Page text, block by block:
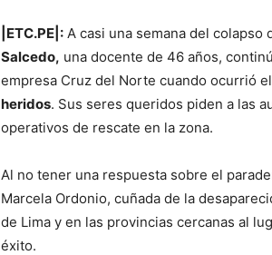
|ETC.PE|: A casi una semana del colapso
Salcedo, una docente de 46 años,
empresa Cruz del Norte cuando ocurrió
heridos. Sus seres queridos piden a las
operativos de rescate en la zona.
Al no tener una respuesta sobre el
Marcela Ordonio, cuñada de la
de Lima y en las provincias cercanas al
éxito.